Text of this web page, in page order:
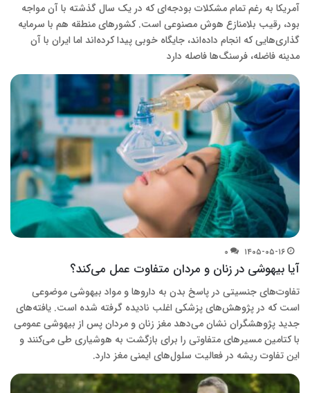
آمریکا به رغم تمام مشکلات بودجه‌ای که در یک سال گذشته با آن مواجه
بود، رقیب بلامنازع هوش مصنوعی است. کشورهای منطقه هم با سرمایه
گذاری‌هایی که انجام داده‌اند، جایگاه خوبی پیدا کرده‌اند اما ایران با آن
مدینه فاضله، فرسنگ‌ها فاصله دارد
۱۴۰۵-۰۵-۱۶ ۰
آیا بیهوشی در زنان و مردان متفاوت عمل می‌کند؟
تفاوت‌های جنسیتی در پاسخ بدن به داروها و مواد بیهوشی موضوعی
است که در پژوهش‌های پزشکی اغلب نادیده گرفته شده است. یافته‌های
جدید پژوهشگران نشان می‌دهد مغز زنان و مردان پس از بیهوشی عمومی
با کتامین مسیرهای متفاوتی را برای بازگشت به هوشیاری طی می‌کنند و
این تفاوت ریشه در فعالیت سلول‌های ایمنی مغز دارد.